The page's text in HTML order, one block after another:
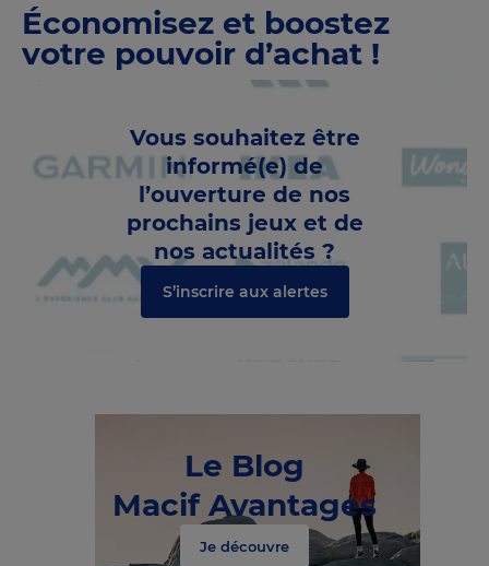
Économisez et boostez
votre pouvoir d’achat !
Vous souhaitez être
informé(e) de
l’ouverture de nos
prochains jeux et de
nos actualités ?
S’inscrire aux alertes
Le Blog
Macif Avantages
Je découvre
C
ar
g
e
m
e
n
t
n co
u
r
s